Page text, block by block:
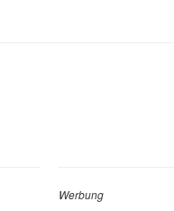
Werbung